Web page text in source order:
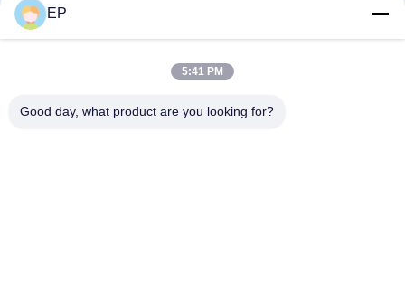
Γρήγορη επικοινωνία
EP
5:41 PM
Good day, what product are you looking for?